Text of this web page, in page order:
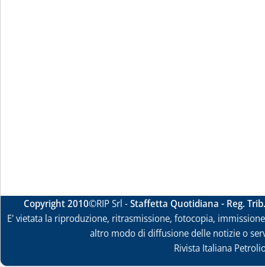
Copyright 2010©RIP Srl -Staffetta Quotidiana - Reg.
E' vietata la riproduzione, ritrasmissione, fotocopia,
altro modo di diffusione delle notizie o
Rivista Italiana